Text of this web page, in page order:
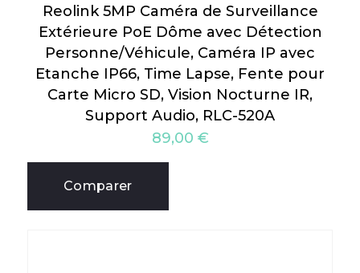
Reolink 5MP Caméra de Surveillance
Extérieure PoE Dôme avec Détection
Personne/Véhicule, Caméra IP avec
Etanche IP66, Time Lapse, Fente pour
Carte Micro SD, Vision Nocturne IR,
Support Audio, RLC-520A
89,00 €
Comparer